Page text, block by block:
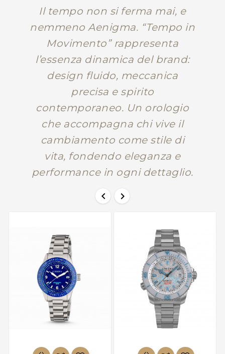
Il tempo non si ferma mai, e
nemmeno Aenigma. “Tempo in
Movimento” rappresenta
l’essenza dinamica del brand:
design fluido, meccanica
precisa e spirito
contemporaneo. Un orologio
che accompagna chi vive il
cambiamento come stile di
vita, fondendo eleganza e
performance in ogni dettaglio.

